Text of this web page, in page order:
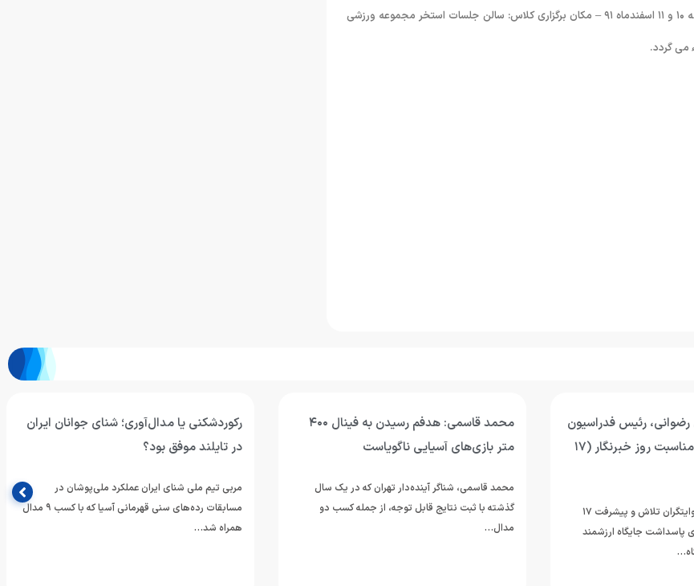
های٨٨٨۴٨٢٨۵و٨٨٣١٧۵۵٧ همچنین تاریخ برگزاری کلاس: روزهای پنجشنبه وجمعه ١۰ و ١١ اسفندماه ٩١ – مکان برگزاری کلاس: سالن جلسات استخر مجموعه ورزشی
می گردد.
رئیس فدراسیون
ورزش‌های آبی، به مناسبت روز خبرنگار (۱۷
خبرنگاران؛ راویان آب، روایتگران تلاش و پیشرفت ۱۷
پاسداشت جایگاه ارزشمند
محمد قاسمی: هدفم رسیدن به فینال ۴۰۰
متر بازی‌های آسیایی ناگویاست
محمد قاسمی، شناگر آینده‌دار تهران که در یک سال
گذشته با ثبت نتایج قابل توجه، از جمله کسب دو
مدال…
رکوردشکنی یا مدال‌آوری؛ شنای جوانان ایران
در تایلند موفق بود؟
مربی تیم ملی شنای ایران عملکرد ملی‌پوشان در
مسابقات رده‌های سنی قهرمانی آسیا که با کسب ۹ مدال
همراه شد…